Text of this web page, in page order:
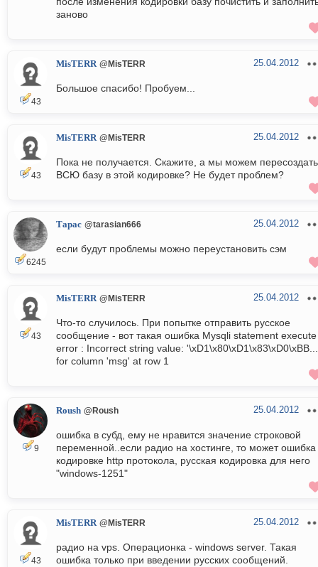
заново
43
MisTERR @MisTERR 25.04.2012
Большое спасибо! Пробуем...
43
MisTERR @MisTERR 25.04.2012
Пока не получается. Скажите, а мы можем пересоздать
ВСЮ базу в этой кодировке? Не будет проблем?
6245
Тарас @tarasian666 25.04.2012
если будут проблемы можно переустановить сэм
43
MisTERR @MisTERR 25.04.2012
Что-то случилось. При попытке отправить русское
сообщение - вот такая ошибка Mysqli statement execute
error : Incorrect string value:
for column 'msg' at row 1
9
Roush @Roush 25.04.2012
ошибка в субд, ему не нравится значение строковой
переменной..если радио на хостинге, то может ошибка
кодировке http протокола, русская кодировка для него
"windows-1251"
43
MisTERR @MisTERR 25.04.2012
радио на vps. Операционка - windows server. Такая
ошибка только при введении русских сообщений.